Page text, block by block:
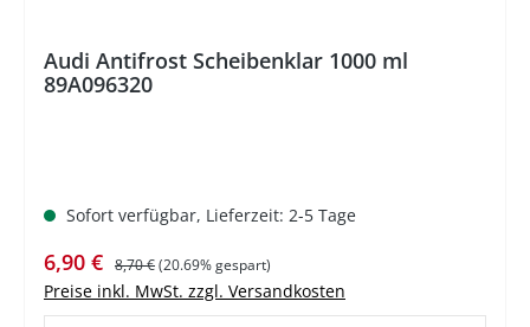
Audi Antifrost Scheibenklar 1000 ml
89A096320
Sofort verfügbar, Lieferzeit: 2-5 Tage
Verkaufspreis:
6,90 € Regulärer Preis:
8,70 €(20.69% gespart)
Preise inkl. MwSt. zzgl. Versandkosten